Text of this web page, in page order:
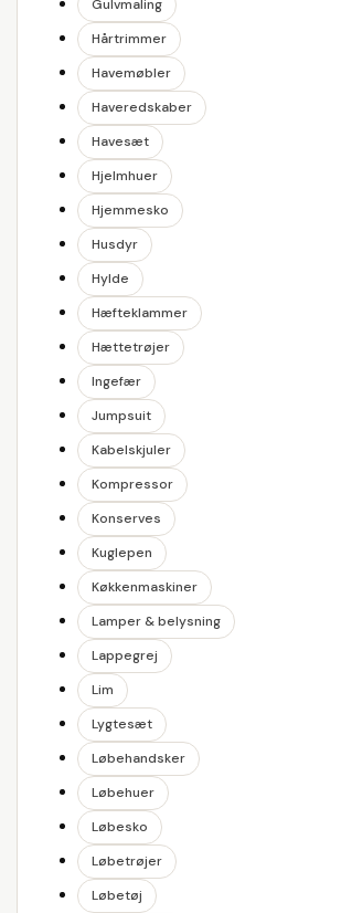
Gulvmaling
Hårtrimmer
Havemøbler
Haveredskaber
Havesæt
Hjelmhuer
Hjemmesko
Husdyr
Hylde
Hæfteklammer
Hættetrøjer
Ingefær
Jumpsuit
Kabelskjuler
Kompressor
Konserves
Kuglepen
Køkkenmaskiner
Lamper & belysning
Lappegrej
Lim
Lygtesæt
Løbehandsker
Løbehuer
Løbesko
Løbetrøjer
Løbetøj